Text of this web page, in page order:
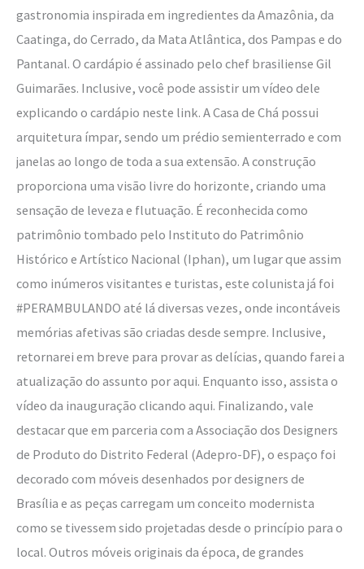
gastronomia inspirada em ingredientes da Amazônia, da
Caatinga, do Cerrado, da Mata Atlântica, dos Pampas e do
Pantanal. O cardápio é assinado pelo chef brasiliense Gil
Guimarães. Inclusive, você pode assistir um vídeo dele
explicando o cardápio neste link. A Casa de Chá possui
arquitetura ímpar, sendo um prédio semienterrado e com
janelas ao longo de toda a sua extensão. A construção
proporciona uma visão livre do horizonte, criando uma
sensação de leveza e flutuação. É reconhecida como
patrimônio tombado pelo Instituto do Patrimônio
Histórico e Artístico Nacional (Iphan), um lugar que assim
como inúmeros visitantes e turistas, este colunista já foi
#PERAMBULANDO até lá diversas vezes, onde incontáveis
memórias afetivas são criadas desde sempre. Inclusive,
retornarei em breve para provar as delícias, quando farei a
atualização do assunto por aqui. Enquanto isso, assista o
vídeo da inauguração clicando aqui. Finalizando, vale
destacar que em parceria com a Associação dos Designers
de Produto do Distrito Federal (Adepro-DF), o espaço foi
decorado com móveis desenhados por designers de
Brasília e as peças carregam um conceito modernista
como se tivessem sido projetadas desde o princípio para o
local. Outros móveis originais da época, de grandes